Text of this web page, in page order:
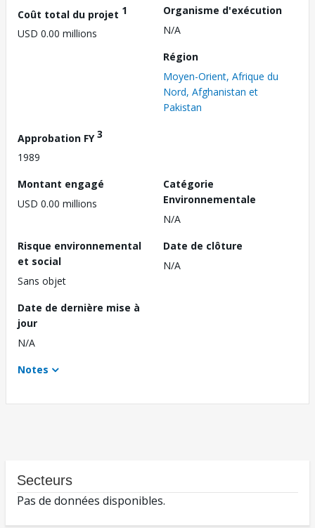
Coût total du projet 1
USD 0.00 millions
Organisme d'exécution
N/A
Région
Moyen-Orient, Afrique du
Nord, Afghanistan et
Pakistan
Approbation FY3
1989
Montant engagé
USD 0.00 millions
Catégorie
Environnementale
N/A
Risque environnemental
et social
Sans objet
Date de clôture
N/A
Date de dernière mise à
jour
N/A
Notes
Secteurs
Pas de données disponibles.